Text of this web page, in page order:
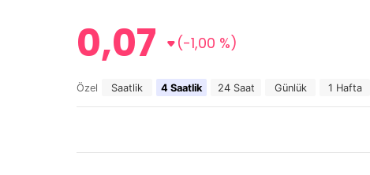
0,07 (-1,00 %)
Özel Saatlik 4 Saatlik 24 Saat Günlük 1 Hafta